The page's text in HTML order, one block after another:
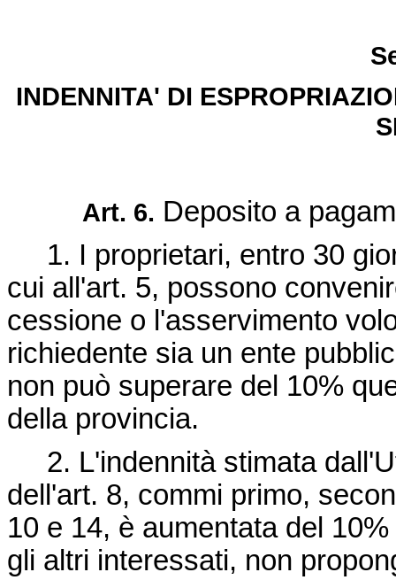
INDENNITA' DI
Art. 6. Deposito a
1. I proprietari, entro 30
cui all'art. 5, possono
cessione o l'asservimento
richiedente sia un ente
non può superare del 10%
della provincia.
2. L'indennità stimata
dell'art. 8, commi primo,
10 e 14, è aumentata del
gli altri interessati, non